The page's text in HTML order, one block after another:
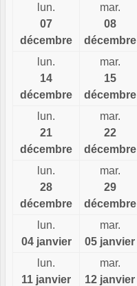
lun.
07
décembre
mar.
08
décembre
lun.
14
décembre
mar.
15
décembre
lun.
21
décembre
mar.
22
décembre
lun.
28
décembre
mar.
29
décembre
lun.
04 janvier
mar.
05 janvier
lun.
11 janvier
mar.
12 janvier